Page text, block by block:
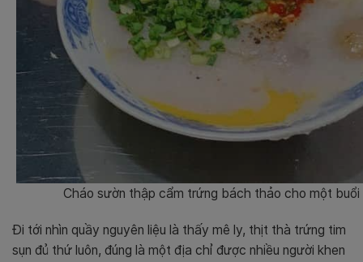
Cháo sườn thập cẩm trứng bách thảo cho một
Đi tới nhìn quầy nguyên liệu là thấy mê ly, thịt thà trứng tim
sụn đủ thứ luôn, đúng là một địa chỉ được nhiều người khen